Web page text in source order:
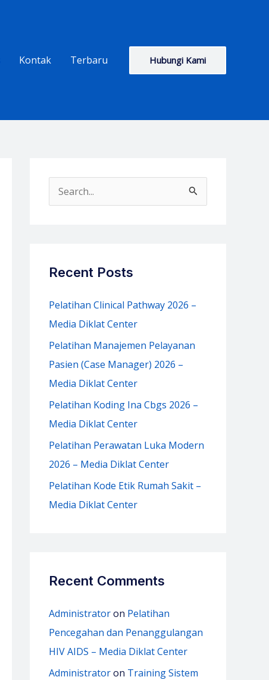
Kontak Terbaru Hubungi Kami
e
h
f
o
Recent Posts
Pelatihan Clinical Pathway 2026 –
Media Diklat Center
Pelatihan Manajemen Pelayanan
Pasien (Case Manager) 2026 –
Media Diklat Center
Pelatihan Koding Ina Cbgs 2026 –
Media Diklat Center
Pelatihan Perawatan Luka Modern
2026 – Media Diklat Center
Pelatihan Kode Etik Rumah Sakit –
Media Diklat Center
Recent Comments
Administratoron Pelatihan
Pencegahan dan Penanggulangan
HIV AIDS – Media Diklat Center
Administratoron Training Sistem